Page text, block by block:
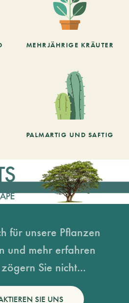
MEHRJÄHRIGE KRÄUTER
PALMARTIG UND SAFTIG
für unsere Pflanzen
und mehr erfahren
Sie nicht...
SIE UNS